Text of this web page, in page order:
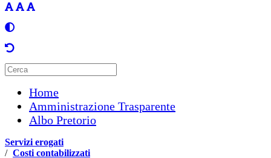
Home
Amministrazione Trasparente
Albo Pretorio
Servizi erogati
/ Costi contabilizzati